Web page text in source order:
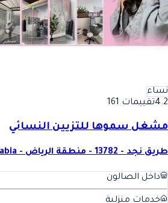
نساء
4.2تقييمات 161
مشغل سموها للتزيين النسائي
طريق نجد - 13782 - منطقة الرياض - Saudi Arabia
داخل الصالون
خدمات منزلية